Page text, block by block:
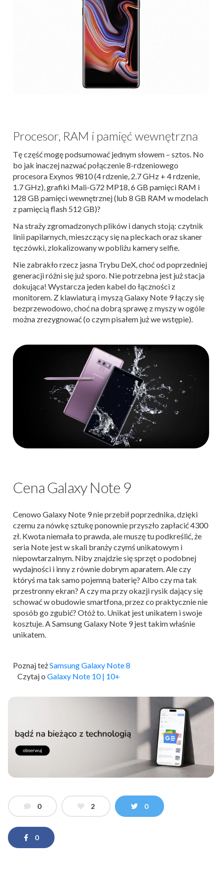
Procesor, RAM i pamięć wewnętrzna
Tę część mogę podsumować jednym słowem – sztos. No
bo jak inaczej nazwać połączenie 8-rdzeniowego
procesora Exynos 9810 (4 rdzenie, 2.7 GHz + 4 rdzenie,
1.7 GHz), grafiki Mali-G72 MP18, 6 GB pamięci RAM i
128 GB pamięci wewnętrznej (lub 8 GB RAM w modelach
z pamięcią flash 512 GB)?
Na straży zgromadzonych plików i danych stoją: czytnik
linii papilarnych, mieszczący się na pleckach oraz skaner
tęczówki, zlokalizowany w pobliżu kamery selfie.
Nie zabrakło rzecz jasna Trybu DeX, choć od poprzedniej
generacji różni się już sporo. Nie potrzebna jest już stacja
dokująca! Wystarcza jeden kabel do łączności z
monitorem. Z klawiaturą i myszą Galaxy Note 9 łączy się
bezprzewodowo, choć na dobrą sprawę z myszy w ogóle
można zrezygnować (o czym pisałem już we wstępie).
Cena Galaxy Note 9
Cenowo Galaxy Note 9 nie przebił poprzednika, dzięki
czemu za nówkę sztukę ponownie przyszło zapłacić 4300
zł. Kwota niemała to prawda, ale muszę tu podkreślić, że
seria Note jest w skali branży czymś unikatowym i
niepowtarzalnym. Niby znajdzie się sprzęt o podobnej
wydajności i inny z równie dobrym aparatem. Ale czy
któryś ma tak samo pojemną baterię? Albo czy ma tak
przestronny ekran? A czy ma przy okazji rysik dający się
schować w obudowie smartfona, przez co praktycznie nie
sposób go zgubić? Otóż to. Unikat jest unikatem i swoje
kosztuje. A Samsung Galaxy Note 9 jest takim właśnie
unikatem.
Poznaj teżSamsung Galaxy Note 8
Czytaj o Galaxy Note 10 | 10+
0 2 0
0